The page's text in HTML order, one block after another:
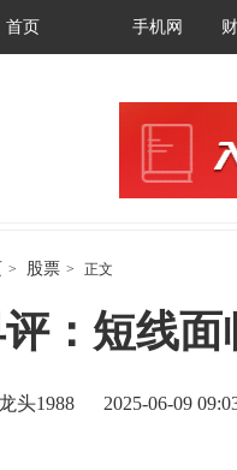
首页 手机网
> 股票 > 正文
：短线面
头1988 2025-06-09